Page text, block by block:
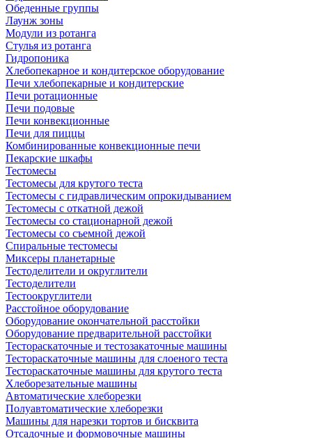
Обеденные группы
Лаунж зоны
Модули из ротанга
Стулья из ротанга
Гидропоника
Хлебопекарное и кондитерское оборудование
Печи хлебопекарные и кондитерские
Печи ротационные
Печи подовые
Печи конвекционные
Печи для пиццы
Комбинированные конвекционные печи
Пекарские шкафы
Тестомесы
Тестомесы для крутого теста
Тестомесы с гидравлическим опрокидыванием
Тестомесы с откатной дежой
Тестомесы со стационарной дежой
Тестомесы со съемной дежой
Спиральные тестомесы
Миксеры планетарные
Тестоделители и округлители
Тестоделители
Тестоокруглители
Расстойное оборудование
Оборудование окончательной расстойки
Оборудование предварительной расстойки
Тестораскаточные и тестозакаточные машины
Тестораскаточные машины для слоеного теста
Тестораскаточные машины для крутого теста
Хлеборезательные машины
Автоматические хлеборезки
Полуавтоматические хлеборезки
Машины для нарезки тортов и бисквита
Отсадочные и формовочные машины